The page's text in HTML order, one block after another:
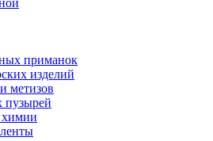
приманок
изделий
метизов